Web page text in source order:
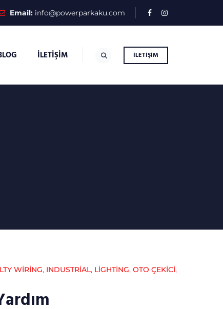
Email: info@powerparkaku.com
İLETIŞIM
İLETIŞIM
WIRING, INDUSTRIAL, LIGHTING, OTO ÇEKICI,